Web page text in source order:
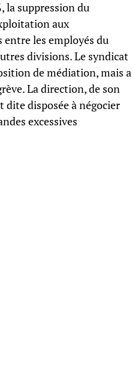
la suppression du
aux
les employés du
divisions. Le syndicat
de médiation, mais a
La direction, de son
dite disposée à négocier
excessives